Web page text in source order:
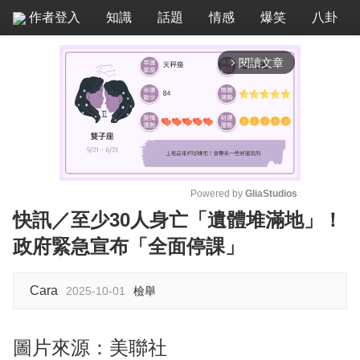
作者登入 知識 話題 情感 爆笑 八卦
arrow_forward_ios 閱讀文章
M
Powered by GliaStudios
快訊／至少30人身亡「遺體堆滿地」！
政府緊急宣布「全面停課」
Cara 2025-10-01 檢舉
圖片來源：美聯社